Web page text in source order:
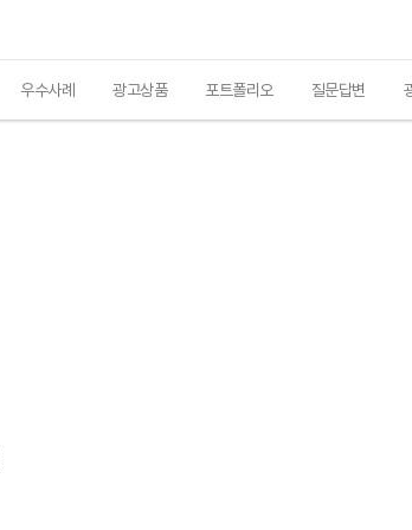
우수사례 광고상품 포트폴리오 질문답변